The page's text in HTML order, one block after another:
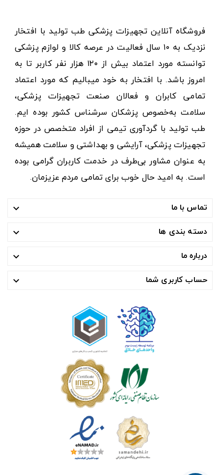
فروشگاه آنلاین تجهیزات پزشکی طب تولید با افتخار
نزدیک به ۱۰ سال فعالیت در عرصه کالا و لوازم پزشکی
توانسته مورد اعتماد بیش از ۱۲۰ هزار نفر کاربر تا به
امروز باشد. با افتخار به خود میبالیم که مورد اعتماد
تمامی کابران و فعالان صنعت تجهیزات پزشکی،
سلامت به‌خصوص پزشکان سرشناس کشور بوده ایم.
طب تولید با گردآوری تیمی از افراد متخصص در حوزه
تجهیزات پزشکی، آرایشی و بهداشتی و سلامت همیشه
به عنوان مشاور بی‌طرف در خدمت کاربران گرامی بوده
است. به امید حال خوب برای تمامی مردم عزیزمان.
تماس با ما 
دسته بندی ها 
درباره ما 
حساب کاربری شما 